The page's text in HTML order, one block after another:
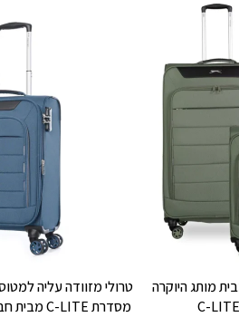
מותג היוקרה
מסדרת C-LITE מבית חברת היוקרה SLAZENGER